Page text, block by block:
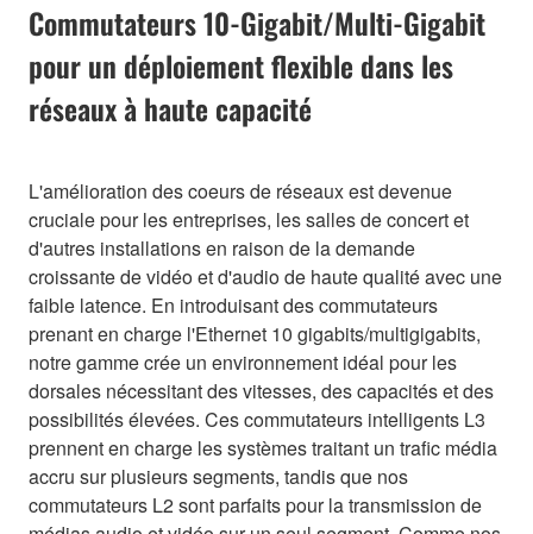
Commutateurs 10-Gigabit/Multi-Gigabit
pour un déploiement flexible dans les
réseaux à haute capacité
L'amélioration des coeurs de réseaux est devenue
cruciale pour les entreprises, les salles de concert et
d'autres installations en raison de la demande
croissante de vidéo et d'audio de haute qualité avec une
faible latence. En introduisant des commutateurs
prenant en charge l'Ethernet 10 gigabits/multigigabits,
notre gamme crée un environnement idéal pour les
dorsales nécessitant des vitesses, des capacités et des
possibilités élevées. Ces commutateurs intelligents L3
prennent en charge les systèmes traitant un trafic média
accru sur plusieurs segments, tandis que nos
commutateurs L2 sont parfaits pour la transmission de